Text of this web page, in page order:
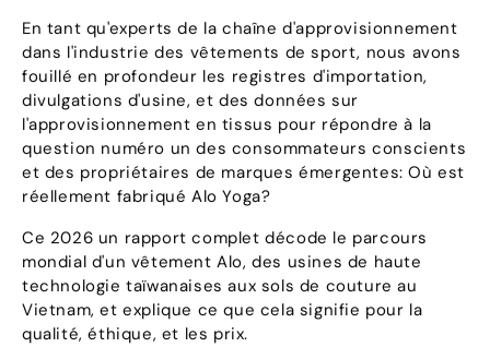
En tant qu'experts de la chaîne d'approvisionnement
dans l'industrie des vêtements de sport, nous avons
fouillé en profondeur les registres d'importation,
divulgations d'usine, et des données sur
l'approvisionnement en tissus pour répondre à la
question numéro un des consommateurs conscients
et des propriétaires de marques émergentes: Où est
réellement fabriqué Alo Yoga?
Ce 2026 un rapport complet décode le parcours
mondial d'un vêtement Alo, des usines de haute
technologie taïwanaises aux sols de couture au
Vietnam, et explique ce que cela signifie pour la
qualité, éthique, et les prix.